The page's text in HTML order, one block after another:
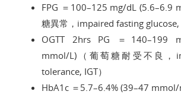
FPG ＝100–125 mg/dL (5.6–6.9
糖異常，impaired fasting glucose,
OGTT 2hrs PG ＝140–199
mmol/L)（葡萄糖耐受不良，
tolerance, IGT）
HbA1c ＝5.7–6.4% (39–47